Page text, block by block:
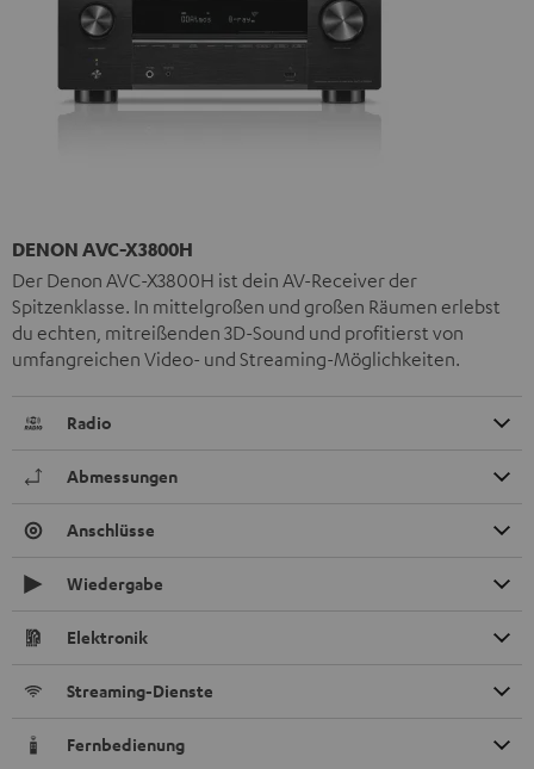
DENON AVC-X3800H
Der Denon AVC-X3800H ist dein AV-Receiver der
Spitzenklasse. In mittelgroßen und großen Räumen erlebst
du echten, mitreißenden 3D-Sound und profitierst von
umfangreichen Video- und Streaming-Möglichkeiten.
Radio
Abmessungen
Anschlüsse
Wiedergabe
Elektronik
Streaming-Dienste
Fernbedienung